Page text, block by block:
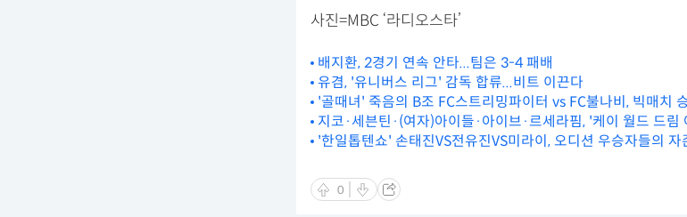
사진=MBC ‘라디오스타’
배지환, 2경기 연속 안타...팀은 3-4 패배
유겸, '유니버스 리그' 감독 합류...비트 이끈다
'골때녀' 죽음의 B조 FC스트리밍파이터 vs FC불나비, 빅매치
지코·세븐틴·(여자)아이들·아이브·르세라핌, '케이 월드 드림
'한일톱텐쇼' 손태진VS전유진VS미라이, 오디션 우승자들의 자
0